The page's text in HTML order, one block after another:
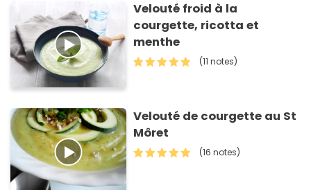
Velouté froid à la
courgette, ricotta et
menthe
(11 notes)
Velouté de courgette au St
Môret
(16 notes)